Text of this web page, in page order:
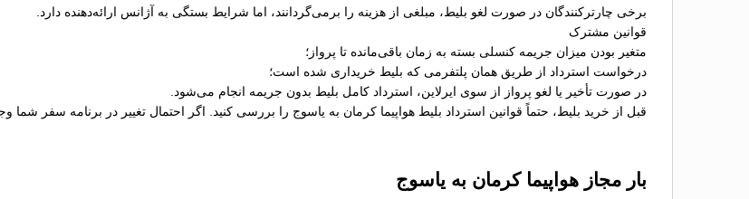
برخی چارترکنندگان در صورت لغو بلیط، مبلغی از هزینه را برمی‌گردانند، اما شرایط بستگی به آژانس ارائه‌دهنده دارد.
قوانین مشترک
متغیر بودن میزان جریمه کنسلی بسته به زمان باقی‌مانده تا پرواز؛
درخواست استرداد از طریق همان پلتفرمی که بلیط خریداری شده است؛
در صورت تأخیر یا لغو پرواز از سوی ایرلاین، استرداد کامل بلیط بدون جریمه انجام می‌شود.
قبل از خرید بلیط، حتماً قوانین استرداد بلیط هواپیما کرمان به یاسوج را بررسی کنید. اگر احتمال تغییر در برنامه سفر شما
بار مجاز هواپیما کرمان به یاسوج